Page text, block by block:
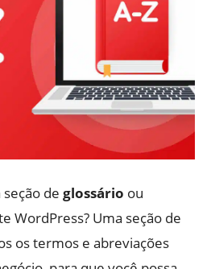
de glossário ou
WordPress? Uma seção de
os termos e abreviações